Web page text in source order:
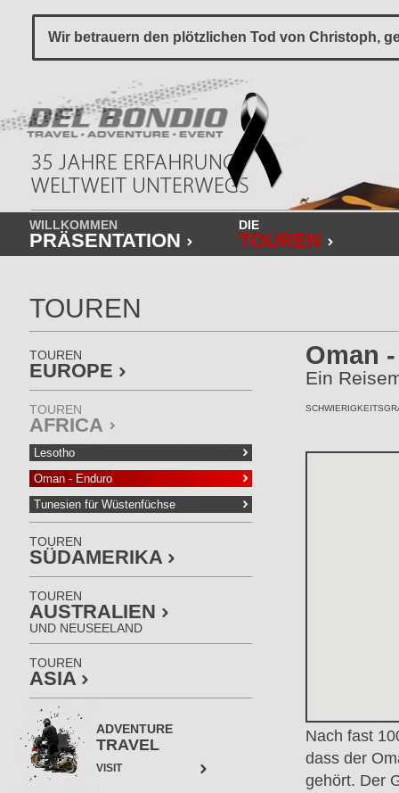
Wir betrauern den plötzlichen Tod von Christoph,
WILLKOMMEN
PRÄSENTATION
DIE
TOUREN
TOUREN
TOUREN
EUROPE
TOUREN
AFRICA
Lesotho
Oman - Enduro
Tunesien für Wüstenfüchse
TOUREN
SÜDAMERIKA
TOUREN
AUSTRALIEN
UND NEUSEELAND
TOUREN
ASIA
ADVENTURE
TRAVEL
VISIT
Oman
Ein
Nach fast
dass der
gehört. Der